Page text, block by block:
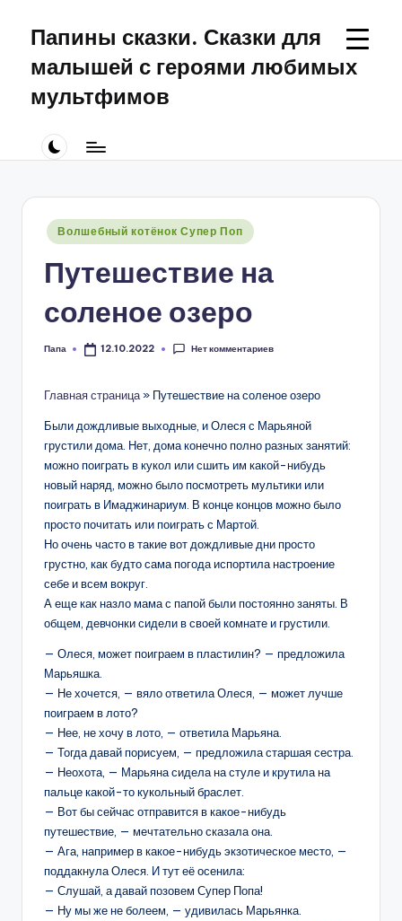
Перейти
содержимому
Папины сказки. Сказки для
малышей с героями любимых
мультфимов
для
малышей
Патруль
Опубликовано
Волшебный котёнок Супер Поп
Путешествие на
соленое озеро
Запись
Папа 12.10.2022 Нет комментариев
Главная страница» Путешествие на соленое озеро
Были дождливые выходные, и Олеся с Марьяной
грустили дома. Нет, дома конечно полно разных занятий:
можно поиграть в кукол или сшить им какой-нибудь
новый наряд, можно было посмотреть мультики или
поиграть в Имаджинариум. В конце концов можно было
просто почитать или поиграть с Мартой.
Но очень часто в такие вот дождливые дни просто
грустно, как будто сама погода испортила настроение
себе и всем вокруг.
А еще как назло мама с папой были постоянно заняты. В
общем, девчонки сидели в своей комнате и грустили.
— Олеся, может поиграем в пластилин? — предложила
Марьяшка.
— Не хочется, — вяло ответила Олеся, — может лучше
поиграем в лото?
— Нее, не хочу в лото, — ответила Марьяна.
— Тогда давай порисуем, — предложила старшая сестра.
— Неохота, — Марьяна сидела на стуле и крутила на
пальце какой-то кукольный браслет.
— Вот бы сейчас отправится в какое-нибудь
путешествие, — мечтательно сказала она.
— Ага, например в какое-нибудь экзотическое место, —
поддакнула Олеся. И тут её осенила:
— Слушай, а давай позовем Супер Попа!
— Ну мы же не болеем, — удивилась Марьянка.